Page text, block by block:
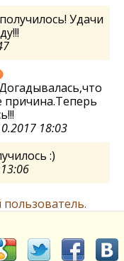
Удачи
причина.Теперь
18:03
:)